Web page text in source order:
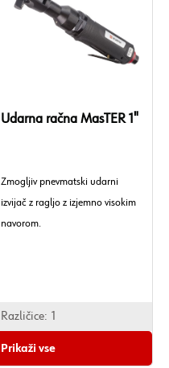
Udarna račna MasTER 1"
Zmogljiv pnevmatski udarni
izvijač z ragljo z izjemno visokim
navorom.
Različice: 1
Prikaži vse